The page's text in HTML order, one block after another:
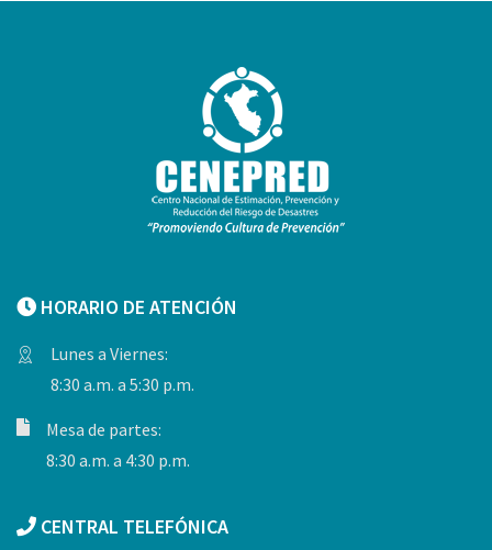
HORARIO DE ATENCIÓN
Lunes a Viernes:
8:30 a.m. a 5:30 p.m.
Mesa de partes:
8:30 a.m. a 4:30 p.m.
CENTRAL TELEFÓNICA